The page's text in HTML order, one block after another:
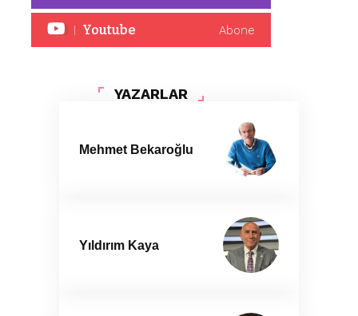
Youtube Abone
YAZARLAR
Mehmet Bekaroğlu
Yıldırım Kaya